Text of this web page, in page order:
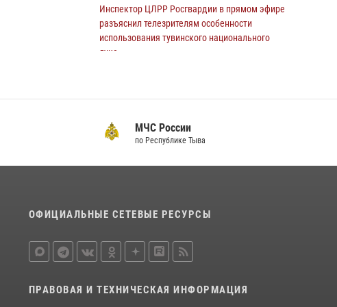
Инспектор ЦЛРР Росгвардии в прямом эфире
разъяснил телезрителям особенности
использования тувинского национального
лука
Спортсмены Росгвардии стали победителями
Наадым-2026
23 июля 2026, 09:24
Наадым-2026
Росгвардия обеспечила общественную
Наадым-2026 в Туве
МЧС России
по Республике Тыва
ОФИЦИАЛЬНЫЕ СЕТЕВЫЕ РЕСУРСЫ
ПРАВОВАЯ И ТЕХНИЧЕСКАЯ ИНФОРМАЦИЯ